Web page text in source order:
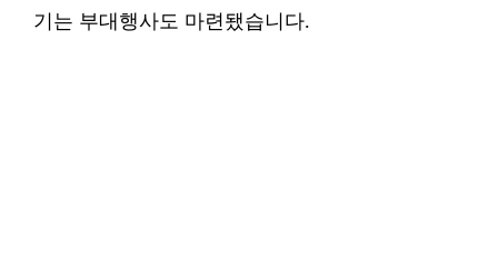
기는 부대행사도 마련됐습니다.